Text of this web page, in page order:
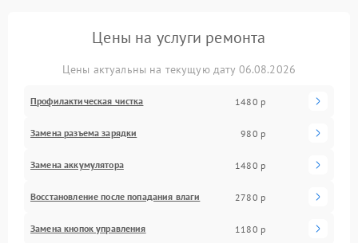
Цены на услуги ремонта
Цены актуальны на текущую дату 06.08.2026
Профилактическая чистка 1480 р
Замена разъема зарядки 980 р
Замена аккумулятора 1480 р
Восстановление после попадания влаги 2780 р
Замена кнопок управления 1180 р